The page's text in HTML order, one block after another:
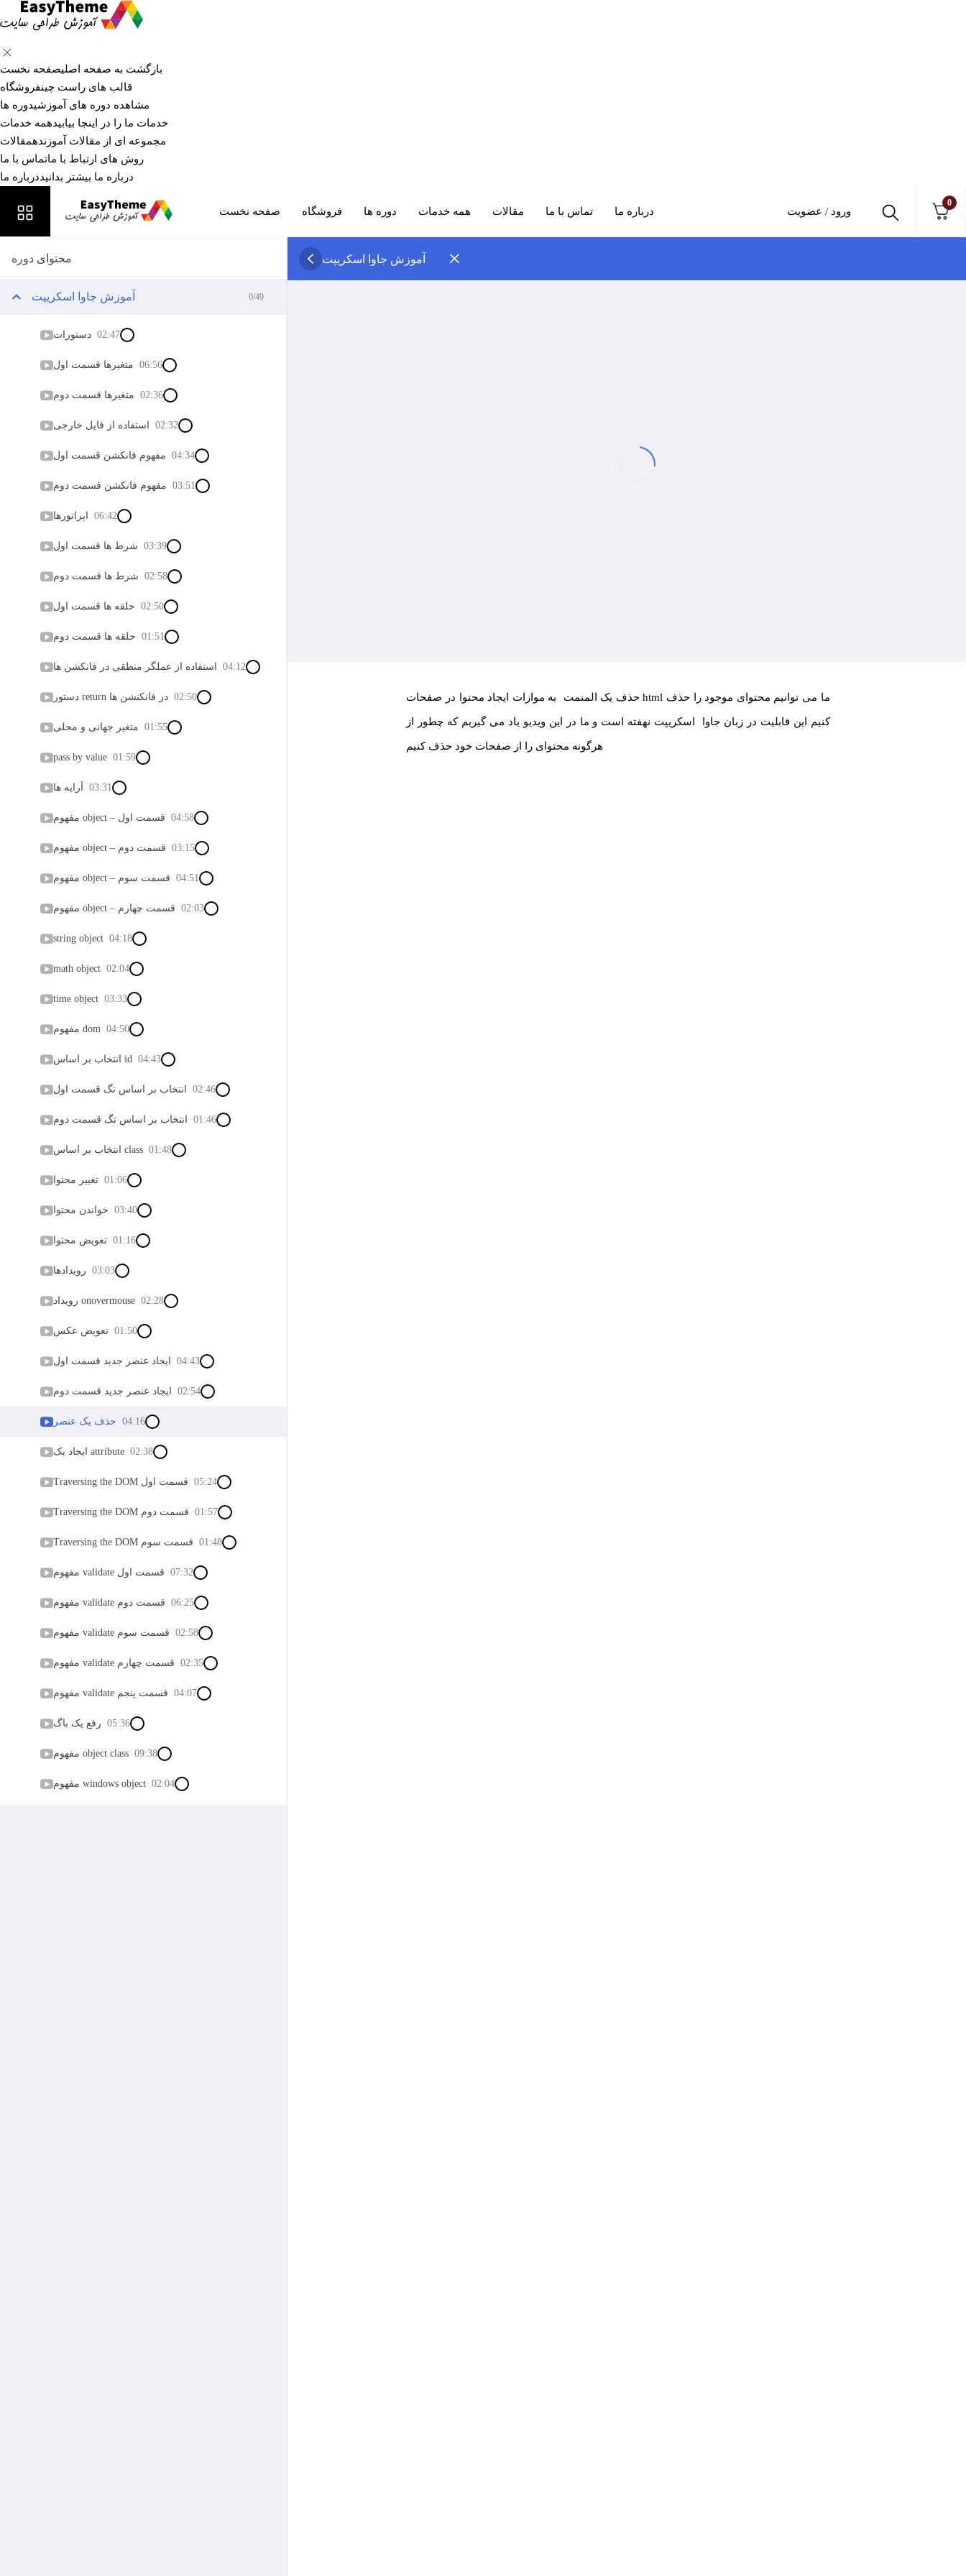
بازگشت به صفحه اصلیصفحه نخست
قالب های راست چینفروشگاه
مشاهده دوره های آموزشیدوره ها
خدمات ما را در اینجا بیابیدهمه خدمات
مجموعه ای از مقالات آموزندهمقالات
روش های ارتباط با ماتماس با ما
درباره ما بیشتر بدانیددرباره ما
صفحه نخست فروشگاه دوره ها همه خدمات مقالات تماس با ما درباره ما ورود / عضویت
0
محتوای دوره
آموزش جاوا اسکریپت 0/49
دستورات 02:47
متغیرها قسمت اول 06:56
متغیرها قسمت دوم 02:36
استفاده از فایل خارجی 02:32
مفهوم فانکشن قسمت اول 04:34
مفهوم فانکشن قسمت دوم 03:51
اپراتورها 06:42
شرط ها قسمت اول 03:39
شرط ها قسمت دوم 02:58
حلقه ها قسمت اول 02:50
حلقه ها قسمت دوم 01:51
استفاده از عملگر منطقی در فانکشن ها 04:12
دستور return در فانکنشن ها 02:50
متغیر جهانی و محلی 01:55
pass by value 01:59
آرایه ها 03:31
مفهوم object – قسمت اول 04:58
مفهوم object – قسمت دوم 03:15
مفهوم object – قسمت سوم 04:51
مفهوم object – قسمت چهارم 02:03
string object 04:18
math object 02:04
time object 03:33
مفهوم dom 04:50
انتخاب بر اساس id 04:43
انتخاب بر اساس تگ قسمت اول 02:46
انتخاب بر اساس تگ قسمت دوم 01:46
انتخاب بر اساس class 01:48
تغییر محتوا 01:06
خواندن محتوا 03:40
تعویض محتوا 01:16
رویدادها 03:03
رویداد onovermouse 02:28
تعویض عکس 01:50
ایجاد عنصر جدید قسمت اول 04:43
ایجاد عنصر جدید قسمت دوم 02:54
حذف یک عنصر 04:16
ایجاد یک attribute 02:38
Traversing the DOM قسمت اول 05:24
Traversing the DOM قسمت دوم 01:57
Traversing the DOM قسمت سوم 01:48
مفهوم validate قسمت اول 07:32
مفهوم validate قسمت دوم 06:25
مفهوم validate قسمت سوم 02:58
مفهوم validate قسمت چهارم 02:35
مفهوم validate قسمت پنجم 04:07
رفع یک باگ 05:36
مفهوم object class 09:38
مفهوم windows object 02:04
آموزش جاوا اسکریپت
حذف یک المنمت به موازات ایجاد محتوا در صفحات html ما می توانیم محتوای موجود را حذف
کنیم این قابلیت در زبان جاوا اسکریپت نهفته است و ما در این ویدیو یاد می گیریم که چطور از
هرگونه محتوای را از صفحات خود حذف کنیم